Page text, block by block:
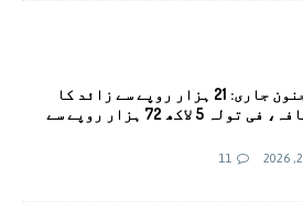
سونے کا جنون جاری: 21 ہزار روپے سے زائد کا
یکمشت اضافہ، فی تولہ 5 لاکھ 72 ہزار روپے سے
11